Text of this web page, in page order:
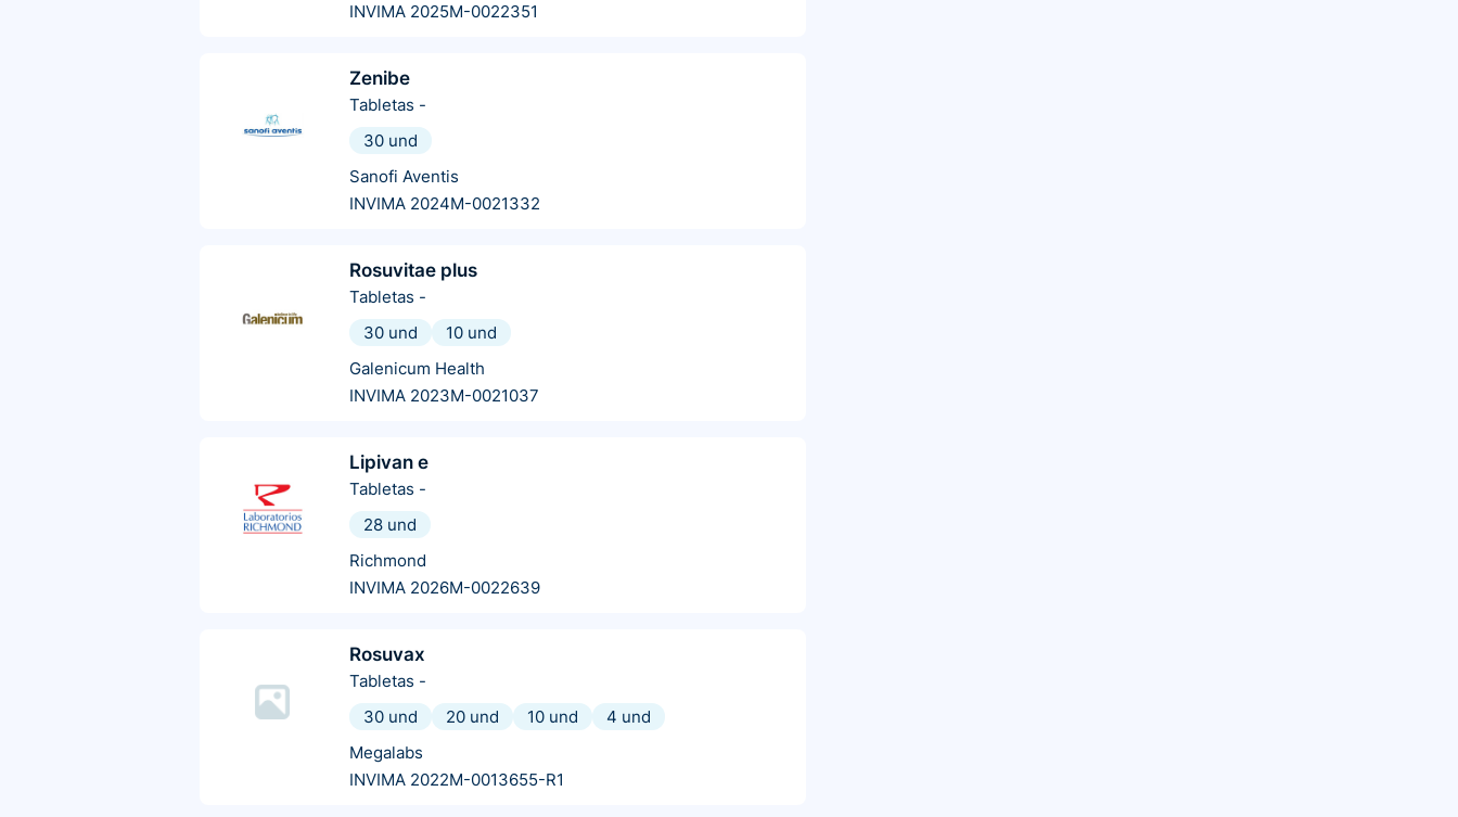
INVIMA 2025M-0022351
Zenibe
Tabletas -
30 und
Sanofi Aventis
INVIMA 2024M-0021332
Rosuvitae plus
Tabletas -
30 und
10 und
Galenicum Health
INVIMA 2023M-0021037
Lipivan e
Tabletas -
28 und
Richmond
INVIMA 2026M-0022639
Rosuvax
Tabletas -
30 und
20 und 10 und
4 und
Megalabs
INVIMA 2022M-0013655-R1